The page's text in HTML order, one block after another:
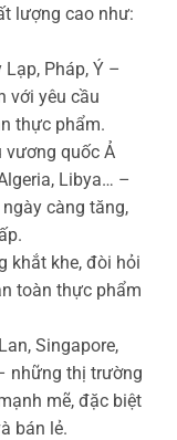
lượng cao như:
Pháp, Ý –
với yêu cầu
thực phẩm.
vương quốc Ả
Libya… –
càng tăng,
khắt khe, đòi hỏi
toàn thực phẩm
Singapore,
những thị trường
mẽ, đặc biệt
bán lẻ.